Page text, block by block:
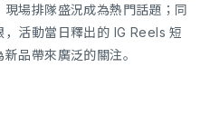
場排隊盛況成為熱門話題；同
活動當日釋出的 IG Reels 短
品帶來廣泛的關注。